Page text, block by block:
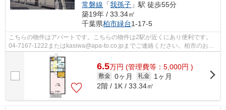
常磐線 「我孫子 」駅 徒歩55分
築19年 / 33.34㎡
千葉県柏市緑台1‐17‐5
こちらの物件はアパートです。こちらの物件は2駅が近くにあり便利です。
04-7167-1222またはkasiwa@apa-to.co.jpまでご連絡ください。柏市のおす
すめ物件をアパートマンション館 柏店...
6.5万円 (管理費等：5,000円 )
敷金 0ヶ月 礼金
1ヶ月
2階 / 1K / 33.34㎡